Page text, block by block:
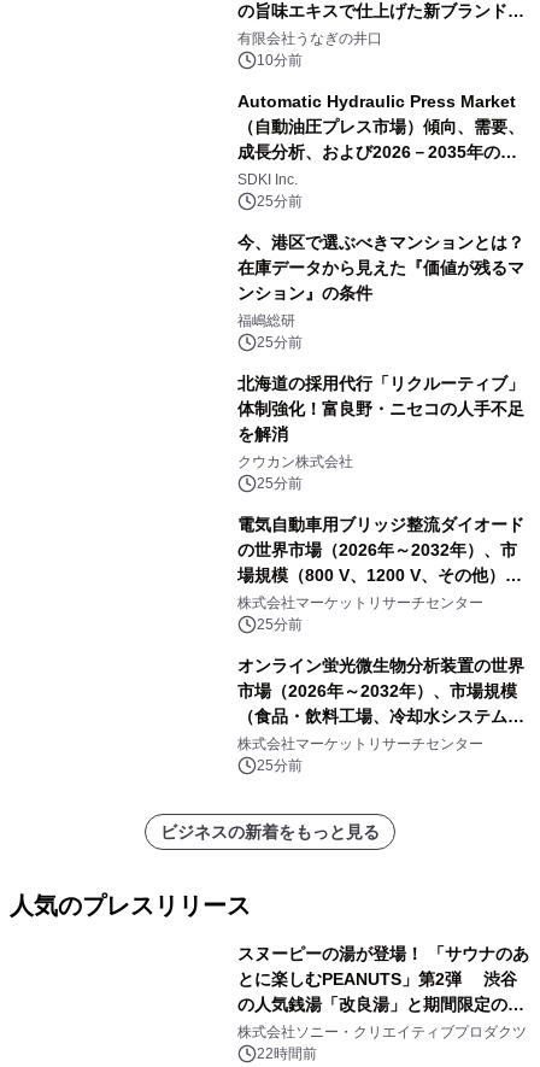
の旨味エキスで仕上げた新ブランド
「井口の誉」誕生
有限会社うなぎの井口
10分前
Automatic Hydraulic Press Market
（自動油圧プレス市場）傾向、需要、
成長分析、および2026－2035年の予
測
SDKI Inc.
25分前
今、港区で選ぶべきマンションとは？
在庫データから見えた『価値が残るマ
ンション』の条件
福嶋総研
25分前
北海道の採用代行「リクルーティブ」
体制強化！富良野・ニセコの人手不足
を解消
クウカン株式会社
25分前
電気自動車用ブリッジ整流ダイオード
の世界市場（2026年～2032年）、市
場規模（800 V、1200 V、その他）・
分析レポートを発表
株式会社マーケットリサーチセンター
25分前
オンライン蛍光微生物分析装置の世界
市場（2026年～2032年）、市場規模
（食品・飲料工場、冷却水システム、
病院、飲料水安全警報システム）・分
析レポートを発表
株式会社マーケットリサーチセンター
25分前
ビジネスの新着をもっと見る
人気のプレスリリース
スヌーピーの湯が登場！ 「サウナのあ
とに楽しむPEANUTS」第2弾 渋谷
の人気銭湯「改良湯」と期間限定のコ
ラボレーション サウナイキタイコラ
ボグッズも発売決定！
株式会社ソニー・クリエイティブプロダクツ
22時間前